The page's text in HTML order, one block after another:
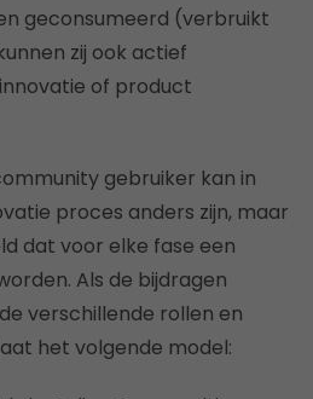
geconsumeerd (verbruikt
zij ook actief
of product
gebruiker kan in
proces anders zijn, maar
dat voor elke fase een
Als de bijdragen
verschillende rollen en
het volgende model: